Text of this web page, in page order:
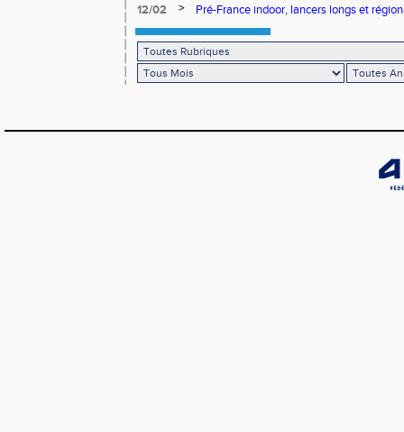
12/02
> Pré-France indoor, lancers longs et